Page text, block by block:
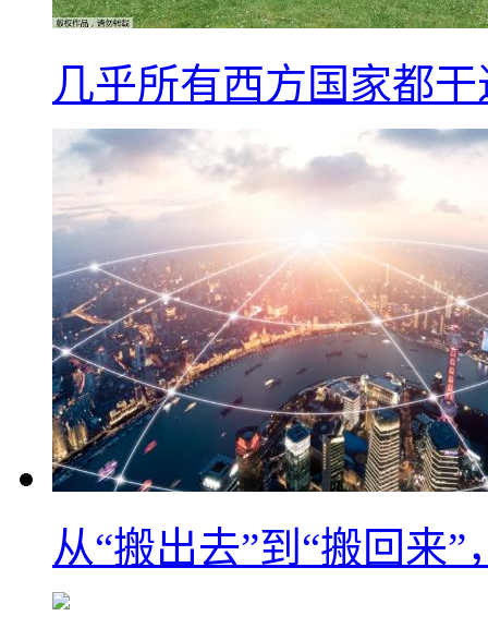
几乎所有西方国家都
从“搬出去”到“搬回来